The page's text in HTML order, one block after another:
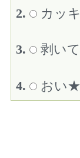
2. カッキ
3. 剥いて
4. おい★